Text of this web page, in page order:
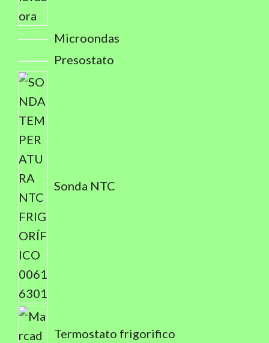
Microondas
Presostato
Sonda NTC
Termostato frigorifico